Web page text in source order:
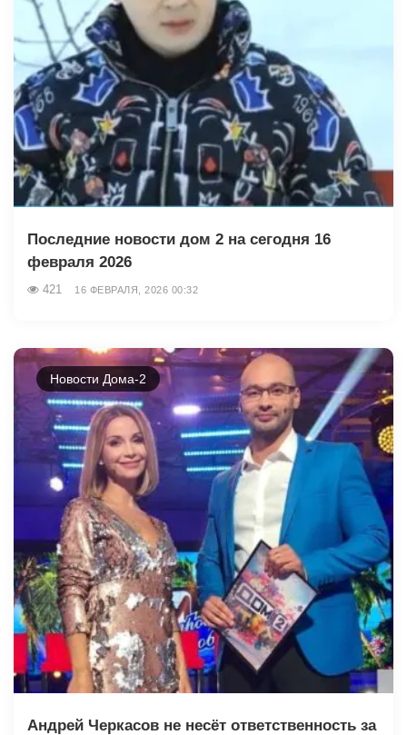
Последние новости дом 2 на сегодня 16
февраля 2026
421 16 ФЕВРАЛЯ, 2026 00:32
Новости Дома-2
Андрей Черкасов не несёт ответственность за